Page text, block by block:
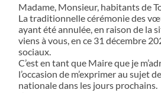
Madame, Monsieur, habitants de
La traditionnelle cérémonie des
ayant été annulée, en raison de la
viens à vous, en ce 31 décembre
sociaux.
C’est en tant que Maire que je
l’occasion de m’exprimer au sujet
nationale dans les jours prochains.